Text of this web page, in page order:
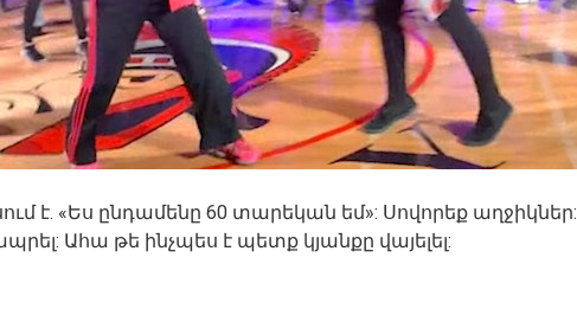
է. «Ես ընդամենը 60 տարեկան եմ»: Սովորեք աղջիկներ:
Ահա թե ինչպես է պետք կյանքը վայելել: